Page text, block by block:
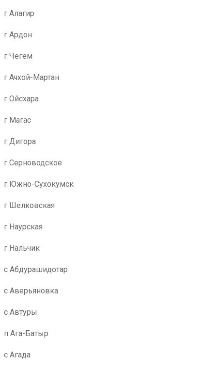
г Алагир
г Ардон
г Чегем
г Ачхой-Мартан
г Ойсхара
г Магас
г Дигора
г Серноводское
г Южно-Сухокумск
г Шелковская
г Наурская
г Нальчик
с Абдурашидотар
с Аверьяновка
с Автуры
п Ага-Батыр
с Агада